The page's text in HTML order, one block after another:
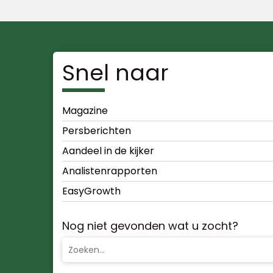
Snel naar
Magazine
Persberichten
Aandeel in de kijker
Analistenrapporten
EasyGrowth
Nog niet gevonden wat u zocht?